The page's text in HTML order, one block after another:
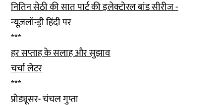
नितिन सेठी की सात पार्ट की इलेक्टोरल बांड सीरीज -
न्यूज़लॉन्ड्री हिंदी पर
***
हर सप्ताह के सलाह और सुझाव
चर्चा लेटर
***
प्रोड्यूसर- चंचल गुप्ता